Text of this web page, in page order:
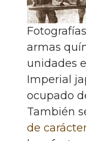
armas
unidades
Imperial
ocupado
También
de